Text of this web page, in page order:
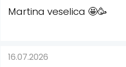
Martina veselica 🤩🥳
16.07.2026